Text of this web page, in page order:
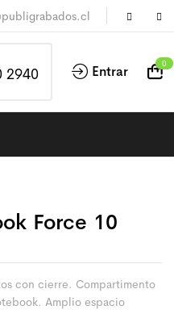
2940 Entrar 0
Force 10
con cierre. Compartimento
Amplio espacio